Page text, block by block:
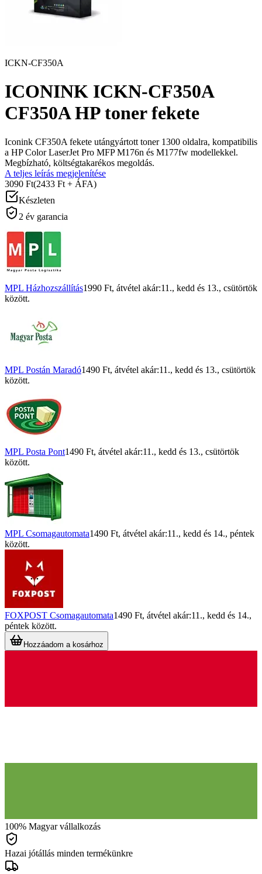
ICKN-CF350A
ICONINK ICKN-CF350A
CF350A HP toner fekete
Iconink CF350A fekete utángyártott toner 1300 oldalra, kompatibilis
a HP Color LaserJet Pro MFP M176n és M177fw modellekkel.
Megbízható, költségtakarékos megoldás.
A teljes leírás megjelenítése
3090 Ft(2433 Ft + ÁFA)
Készleten
2 év garancia
MPL Házhozszállítás1990 Ft, átvétel akár:11., kedd és 13., csütörtök
között.
MPL Postán Maradó1490 Ft, átvétel akár:11., kedd és 13., csütörtök
között.
MPL Posta Pont1490 Ft, átvétel akár:11., kedd és 13., csütörtök
között.
MPL Csomagautomata1490 Ft, átvétel akár:11., kedd és 14., péntek
között.
FOXPOST Csomagautomata1490 Ft, átvétel akár:11., kedd és 14.,
péntek között.
Hozzáadom a kosárhoz
100% Magyar vállalkozás
Hazai jótállás minden termékünkre